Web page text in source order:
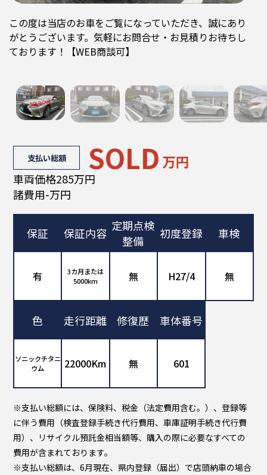
この度は当店のお車をご覧になっていただき、誠にあり
がとうございます。気軽にお問合せ・お見積りお待ちし
ております！【WEB商談可】
支払い総額 SOLD 万円
車両価格285万円
諸費用-万円
保証
有
保証内容
3カ月または
5000km
定期点検
整備
無
初度登録
H27/4
車検
無
色
ソニックチタニ
ウム
走行距離
22000Km
修復歴
無
車体番号
601
※支払い総額には、保険料、税金（法定費用含む。）、登録等
に伴う費用（検査登録手続き代行費用、車庫証明手続き代行費
用）、リサイクル預託金相当額等、購入の際に必要なすべての
費用が含まれております。
※支払い総額は、6月現在、県内登録（届出）で店頭納車の場合